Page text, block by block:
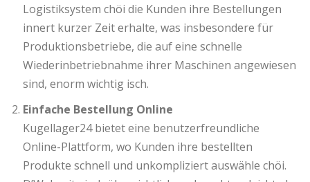
Logistiksystem chöi die Kunden ihre Bestellungen
innert kurzer Zeit erhalte, was insbesondere für
Produktionsbetriebe, die auf eine schnelle
Wiederinbetriebnahme ihrer Maschinen angewiesen
sind, enorm wichtig isch.
Einfache Bestellung Online
Kugellager24 bietet eine benutzerfreundliche
Online-Plattform, wo Kunden ihre bestellten
Produkte schnell und unkompliziert auswähle chöi.